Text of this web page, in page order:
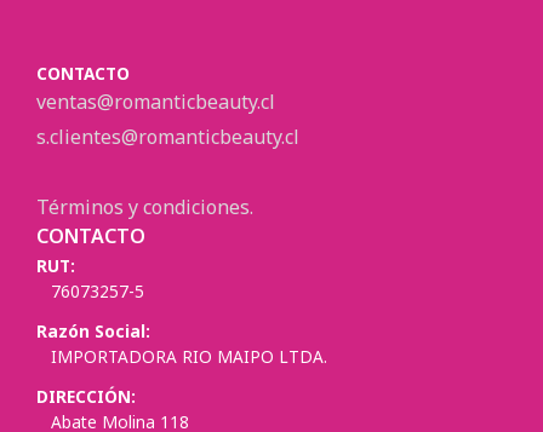
CONTACTO
ventas@romanticbeauty.cl
s.clientes@romanticbeauty.cl
Términos y condiciones.
CONTACTO
RUT:
76073257-5
Razón Social:
IMPORTADORA RIO MAIPO LTDA.
DIRECCIÓN:
Abate Molina 118